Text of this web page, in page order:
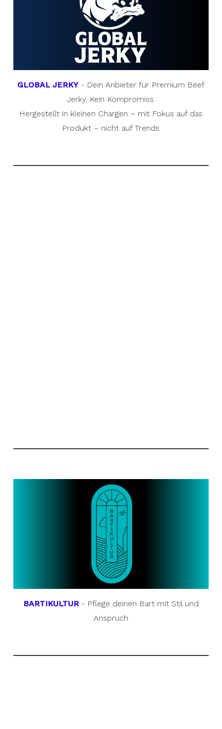
GLOBAL JERKY- Dein Anbieter für Premium Beef
Jerky. Kein Kompromiss.
Hergestellt in kleinen Chargen – mit Fokus auf das
Produkt – nicht auf Trends
BARTIKULTUR- Pflege deinen Bart mit Stil und
Anspruch